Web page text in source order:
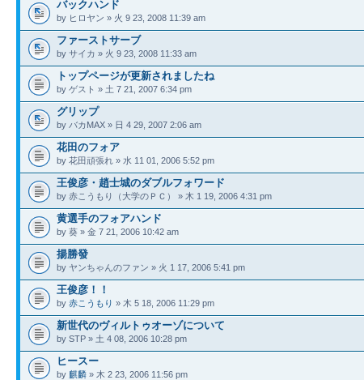
バックハンド
by ヒロヤン » 火 9 23, 2008 11:39 am
ファーストサーブ
by サイカ » 火 9 23, 2008 11:33 am
トップページが更新されましたね
by ゲスト » 土 7 21, 2007 6:34 pm
グリップ
by バカMAX » 日 4 29, 2007 2:06 am
花田のフォア
by 花田頑張れ » 水 11 01, 2006 5:52 pm
王俊彦・趙士城のダブルフォワード
by 赤こうもり（大学のＰＣ） » 木 1 19, 2006 4:31 pm
黄選手のフォアハンド
by 葵 » 金 7 21, 2006 10:42 am
揚勝發
by ヤンちゃんのファン » 火 1 17, 2006 5:41 pm
王俊彦！！
by 赤こうもり » 木 5 18, 2006 11:29 pm
新世代のヴィルトゥオーゾについて
by STP » 土 4 08, 2006 10:28 pm
ヒースー
by 麒麟 » 木 2 23, 2006 11:56 pm